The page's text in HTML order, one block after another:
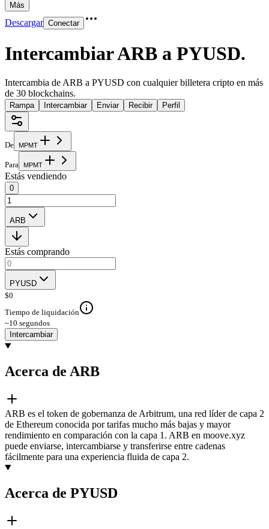
Más
Descargar Conectar
Intercambiar ARB a PYUSD.
Intercambia de ARB a PYUSD con cualquier billetera cripto en más
de 30 blockchains.
Rampa Intercambiar Enviar Recibir Perfil
De MPMT
Para MPMT
Estás vendiendo
0
ARB
Estás comprando
PYUSD
$0
Tiempo de liquidación
~10 segundos
Intercambiar
Acerca de ARB
ARB es el token de gobernanza de Arbitrum, una red líder de capa 2
de Ethereum conocida por tarifas mucho más bajas y mayor
rendimiento en comparación con la capa 1. ARB en moove.xyz
puede enviarse, intercambiarse y transferirse entre cadenas
fácilmente para una experiencia fluida de capa 2.
Acerca de PYUSD